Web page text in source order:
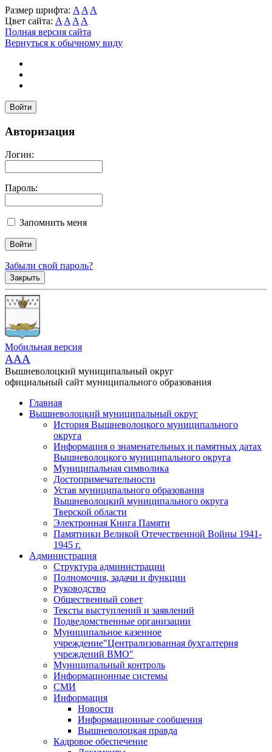
Размер шрифта: A A A
Цвет сайта: A A A A
Полная версия сайта
Вернуться к обычному виду
Войти
Авторизация
Логин:
Пароль:
Запомнить меня
Забыли свой пароль?
Закрыть
Мобильная версия
AAA
Вышневолоцкий муниципальный округ
официальный сайт муниципального образования
Главная
Вышневолоцкий муниципальный округ
История Вышневолоцкого муниципального
округа
Информация о знаменательных и памятных датах
Вышневолоцкого муниципального округа
Муниципальная символика
Достопримечательности
Устав муниципального образования
Вышневолоцкий муниципального округа
Тверской области
Электронная Книга Памяти
Памятники Великой Отечественной Войны 1941-
1945 г.
Администрация
Структура администрации
Полномочия, задачи и функции
Руководство
Общественный совет
Тексты выступлений и заявлений
Подведомственные организации
Муниципальное казенное
учреждение"Централизованная бухгалтерия
учреждений ВМО"
Муниципальный контроль
Информационные системы
СМИ
Информация
Новости
Информационные сообщения
Вышневолоцкая правда
Кадровое обеспечение